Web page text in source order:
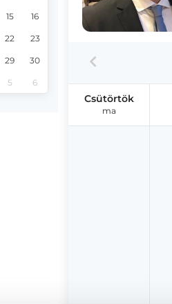
15 16
22 23
29 30
5 6
Csütörtök
ma